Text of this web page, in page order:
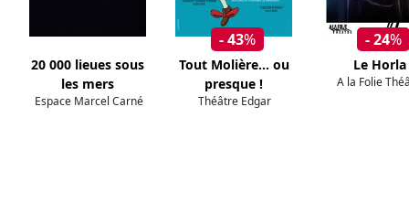
20 000 lieues sous
les mers
Espace Marcel Carné
- 43%
Tout Molière... ou
presque !
Théâtre Edgar
- 24%
Le Horla
A la Folie